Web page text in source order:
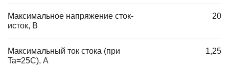
Максимальное напряжение сток-
исток, В
20
Максимальный ток стока (при
Ta=25C), А
1,25